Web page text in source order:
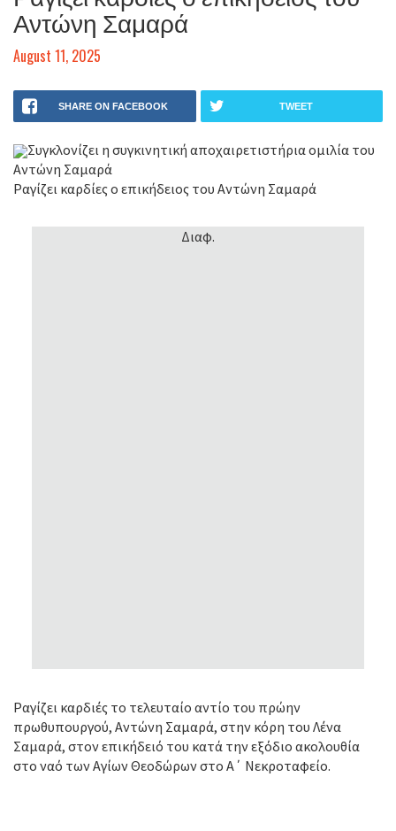
Αντώνη Σαμαρά
August 11, 2025
SHARE ON FACEBOOK TWEET
Συγκλονίζει η συγκινητική αποχαιρετιστήρια ομιλία του
Αντώνη Σαμαρά
Ραγίζει καρδίες ο επικήδειος του Αντώνη Σαμαρά
Διαφ.
Ραγίζει καρδιές το τελευταίο αντίο του πρώην
πρωθυπουργού, Αντώνη Σαμαρά, στην κόρη του Λένα
Σαμαρά, στον επικήδειό του κατά την εξόδιο ακολουθία
στο ναό των Αγίων Θεοδώρων στο Α΄ Νεκροταφείο.